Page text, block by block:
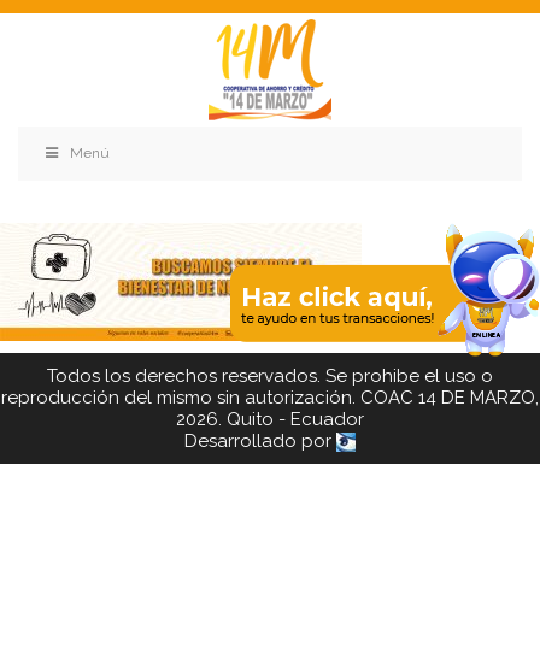
Menú
Todos los derechos reservados. Se prohibe el uso o
reproducción del mismo sin autorización. COAC 14 DE MARZO,
2026. Quito - Ecuador
Desarrollado por